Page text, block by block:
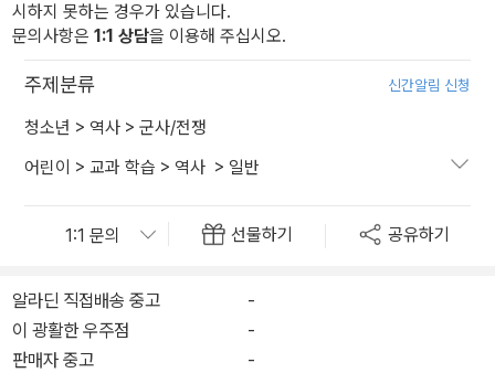
시하지 못하는 경우가 있습니다.
문의사항은 1:1 상담을 이용해 주십시오.
주제분류 신간알림 신청
청소년 > 역사 > 군사/전쟁
어린이 > 교과 학습 > 역사 > 일반
선물하기 공유하기
알라딘 직접배송 중고
-
이 광활한 우주점
-
판매자 중고
-